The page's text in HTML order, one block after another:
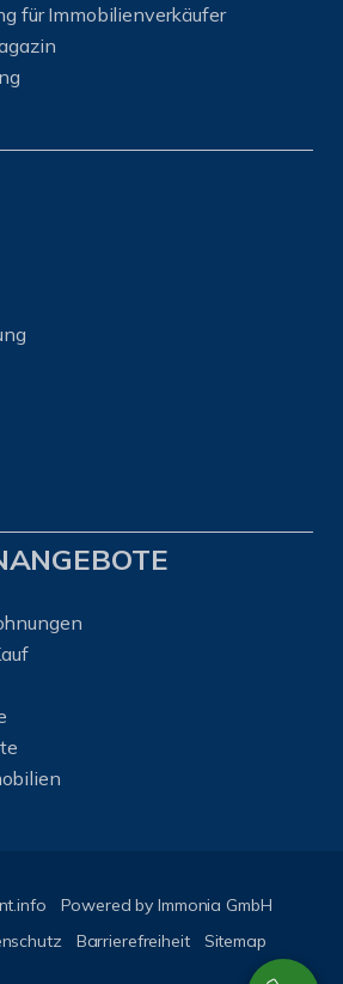
für Immobilienverkäufer
Powered byImmonia GmbH
Barrierefreiheit Sitemap